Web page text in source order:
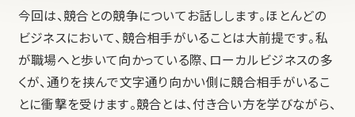
今回は、競合との競争についてお話しします。ほとんどの
ビジネスにおいて、競合相手がいることは大前提です。私
が職場へと歩いて向かっている際、ローカルビジネスの多
くが、通りを挟んで文字通り向かい側に競合相手がいるこ
とに衝撃を受けます。競合とは、付き合い方を学びながら、